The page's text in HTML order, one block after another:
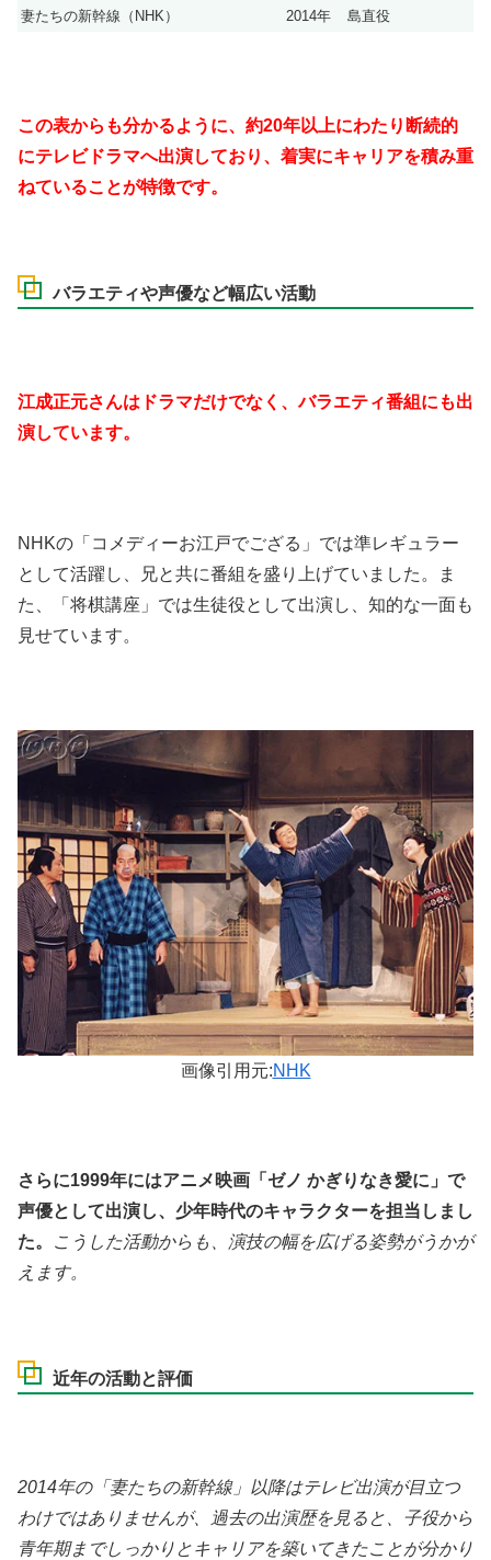
妻たちの新幹線（NHK） 2014年 島直役
この表からも分かるように、約20年以上にわたり断続的
にテレビドラマへ出演しており、着実にキャリアを積み重
ねていることが特徴です。
バラエティや声優など幅広い活動
江成正元さんはドラマだけでなく、バラエティ番組にも出
演しています。
NHKの「コメディーお江戸でござる」では準レギュラー
として活躍し、兄と共に番組を盛り上げていました。ま
た、「将棋講座」では生徒役として出演し、知的な一面も
見せています。
画像引用元:NHK
さらに1999年にはアニメ映画「ゼノ かぎりなき愛に」で
声優として出演し、少年時代のキャラクターを担当しまし
た。
こうした活動からも、演技の幅を広げる姿勢がうかが
えます。
近年の活動と評価
2014年の「妻たちの新幹線」以降はテレビ出演が目立つ
わけではありませんが、過去の出演歴を見ると、子役から
青年期までしっかりとキャリアを築いてきたことが分かり